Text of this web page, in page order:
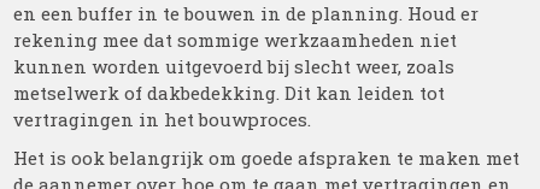
en een buffer in te bouwen in de planning. Houd er
rekening mee dat sommige werkzaamheden niet
kunnen worden uitgevoerd bij slecht weer, zoals
metselwerk of dakbedekking. Dit kan leiden tot
vertragingen in het bouwproces.
Het is ook belangrijk om goede afspraken te maken met
de aannemer over hoe om te gaan met vertragingen en